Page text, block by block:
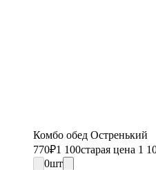
Комбо обед Остренький
770₽1 100старая цена 1
0шт